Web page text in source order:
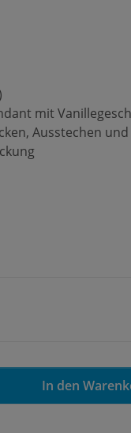
mit
Ausstechen
In den